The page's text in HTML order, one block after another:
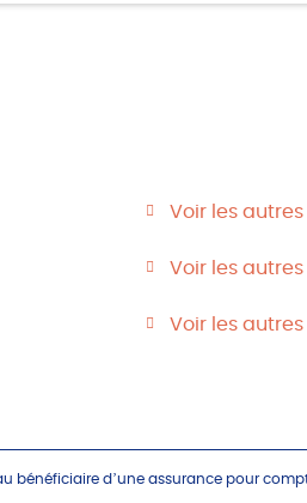
Voir les
Voir les
Voir les
bénéficiaire d’une assurance pour